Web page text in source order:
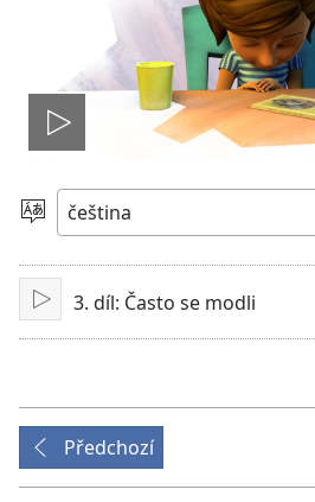
Přehrát
video
Vyberte
jazyk
Přehrát3. díl: Často se modli
Předchozí